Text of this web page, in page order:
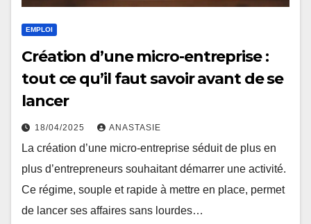
EMPLOI
Création d’une micro-entreprise :
tout ce qu’il faut savoir avant de se
lancer
18/04/2025 ANASTASIE
La création d’une micro-entreprise séduit de plus en
plus d’entrepreneurs souhaitant démarrer une activité.
Ce régime, souple et rapide à mettre en place, permet
de lancer ses affaires sans lourdes…